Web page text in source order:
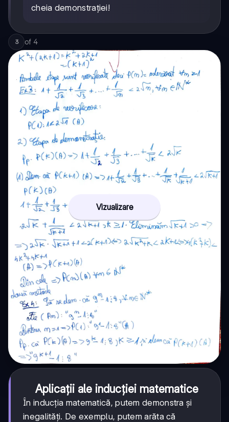
cheia demonstrației!
3 of 4
Vizualizare
Aplicații ale inducției matematice
În inducția matematică, putem demonstra și
inegalități. De exemplu, putem arăta că